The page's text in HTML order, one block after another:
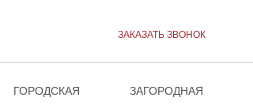
ЗАКАЗАТЬ ЗВОНОК
ГОРОДСКАЯ ЗАГОРОДНАЯ